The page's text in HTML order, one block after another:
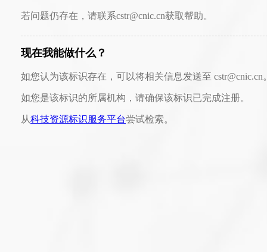
若问题仍存在，请联系cstr@cnic.cn获取帮助。
现在我能做什么？
如您认为该标识存在，可以将相关信息发送至 cstr@cnic.cn
如您是该标识的所属机构，请确保该标识已完成注册。
从科技资源标识服务平台尝试检索。